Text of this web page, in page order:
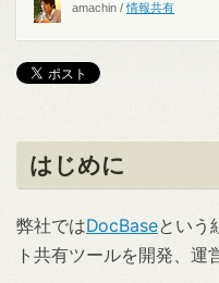
amachin /情報共有
はじめに
弊社ではDocBaseという
ト共有ツールを開発、運